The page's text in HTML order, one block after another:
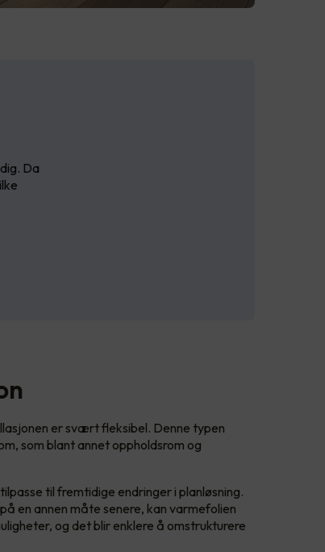
Da
er svært fleksibel. Denne typen
som blant annet oppholdsrom og
til fremtidige endringer i planløsning.
en annen måte senere, kan varmefolien
og det blir enklere å omstrukturere